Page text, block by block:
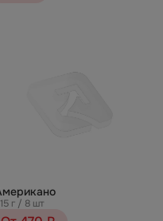
г / 8 шт